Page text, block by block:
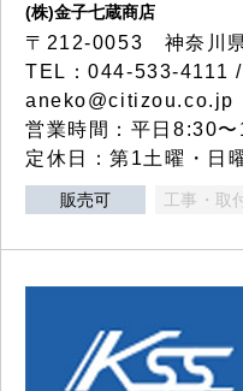
(株)金子七蔵商店
〒212-0053 神奈川
TEL：044-533-4111
aneko@citizou.co.jp
営業時間：平日8:30
定休日：第1土曜・日
販売可 工事・取